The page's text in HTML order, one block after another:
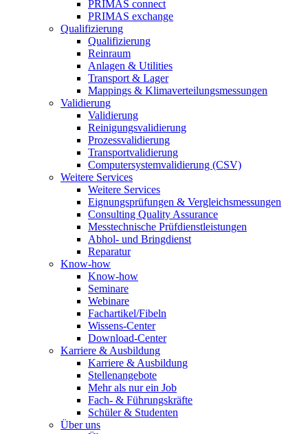
PRIMAS connect
PRIMAS exchange
Qualifizierung
Qualifizierung
Reinraum
Anlagen & Utilities
Transport & Lager
Mappings & Klimaverteilungsmessungen
Validierung
Validierung
Reinigungsvalidierung
Prozessvalidierung
Transportvalidierung
Computersystemvalidierung (CSV)
Weitere Services
Weitere Services
Eignungsprüfungen & Vergleichsmessungen
Consulting Quality Assurance
Messtechnische Prüfdienstleistungen
Abhol- und Bringdienst
Reparatur
Know-how
Know-how
Seminare
Webinare
Fachartikel/Fibeln
Wissens-Center
Download-Center
Karriere & Ausbildung
Karriere & Ausbildung
Stellenangebote
Mehr als nur ein Job
Fach- & Führungskräfte
Schüler & Studenten
Über uns